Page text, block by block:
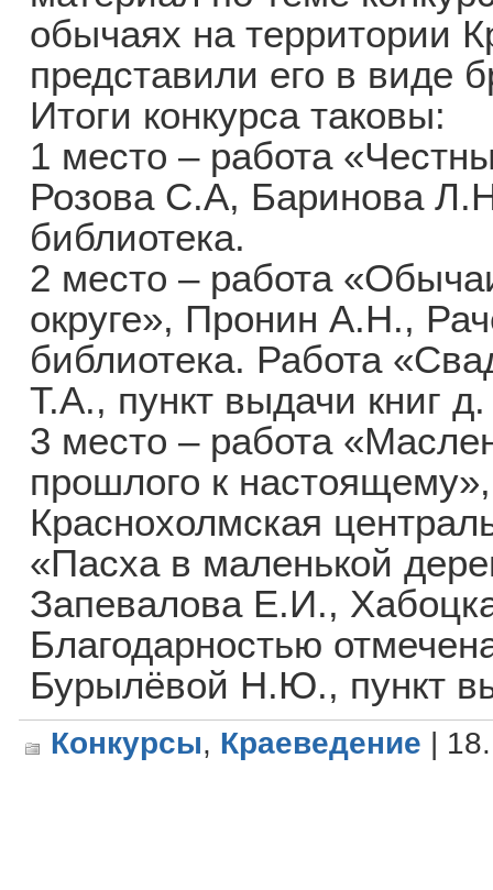
обычаях на территории
представили его в виде
Итоги конкурса таковы:
1 место – работа
Розова С.А, Баринова
библиотека.
2 место – работа
округе», Пронин А.Н.,
библиотека. Работа
Т.А., пункт выдачи книг
3 место – работа
прошлого к
Краснохолмская
«Пасха в маленькой
Запевалова Е.И.,
Благодарностью
Бурылёвой Н.Ю., пункт
Конкурсы, Краеведение |